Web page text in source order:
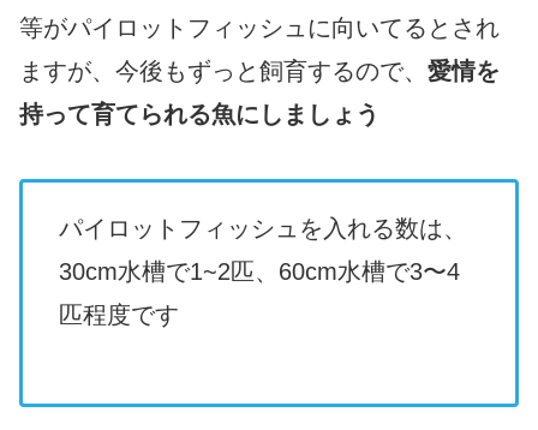
等がパイロットフィッシュに向いてるとされ
ますが、今後もずっと飼育するので、 愛情を
持って育てられる魚にしましょう
パイロットフィッシュを入れる数は、
30cm水槽で1~2匹、60cm水槽で3〜4
匹程度です